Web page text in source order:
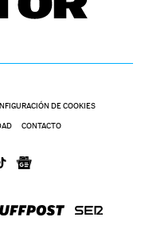
DE COOKIES
CONTACTO